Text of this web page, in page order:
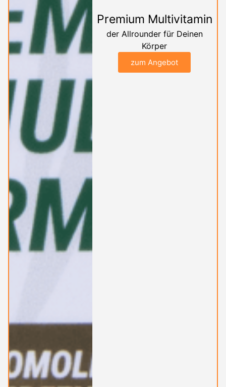
Premium Multivitamin
der Allrounder für Deinen
Körper
zum Angebot